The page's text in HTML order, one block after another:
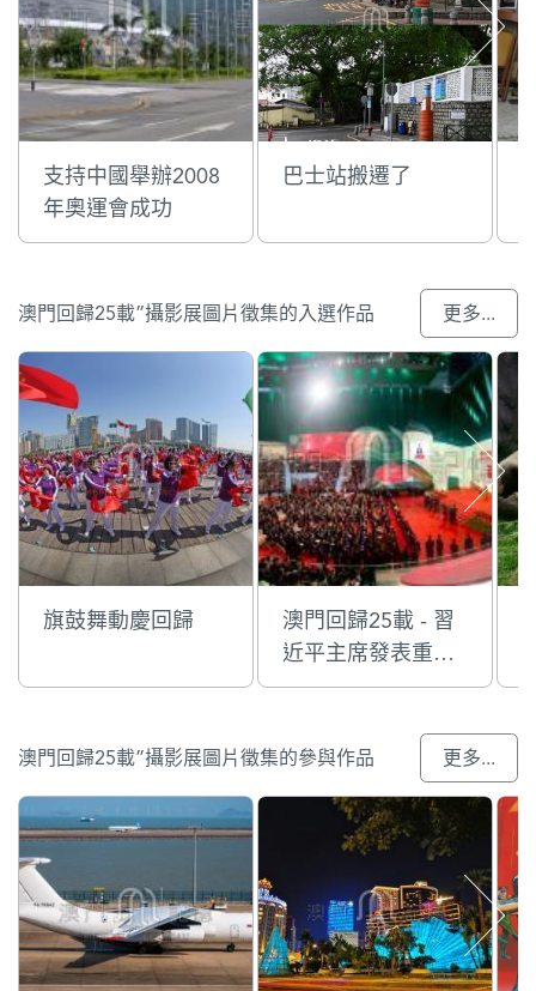
支持中國舉辦2008
年奧運會成功
巴士站搬遷了
澳門回歸25載”攝影展圖片徵集的入選作品 更多...
旗鼓舞動慶回歸
澳門回歸25載 - 習
近平主席發表重要
講話
澳門回歸25載”攝影展圖片徵集的參與作品 更多...